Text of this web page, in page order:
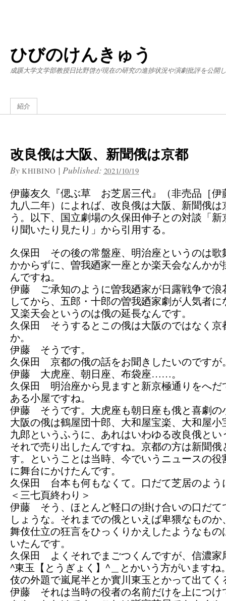
ひびのけんきゅう
成蹊大学文学部教授日比野啓が現在の研究の進捗状況や演劇批評を公開
紹介
改良俄は大阪、新聞俄は京都
By KHIBINO | Published: 2021/10/19
伊藤友久『偲ぶ草 お芝居三代』（非売品［伊
九八二年）によれば、改良俄は大阪、新聞俄は
う。以下、国立劇場の久保田伸子との対談「
り聞いたり見たり」から引用する。
久保田 その後の常盤座、明治座というのは歌
かからずに、曽我廼家一座とか楽天会なんかが
んですね。
伊藤 ご承知のように曽我廼家が日露戦争で浪
してから、五郎・十郎の曽我廼家劇が人気者
又楽天会というのは俄の延長なんです。
久保田 そうするとこの俄は大阪のではなく京
か。
伊藤 そうです。
久保田 京都の俄の話をお聞きしたいのですが
伊藤 大虎座、朝日座、布袋座……。
久保田 明治座から見ますと新京極通りをへだ
ある小屋ですね。
伊藤 そうです。大虎座も朝日座も俄と喜劇の
大阪の俄は鶴屋団十郎、大和屋宝楽、大和屋小
九郎というふうに、あれはいわゆる改良俄とい
それで売り出したんですね。京都の方は新聞俄
す。ということは当時、今でいうニュースの役
に舞台にかけたんです。
久保田 台本も何もなくて。口だて芝居のよ
＜三七頁終わり＞
伊藤 そう、ほとんど軽口の掛け合いの口だて
しょうな。それまでの俄といえば卑猥なもの
舞伎仕立の狂言をひっくりかえしたようなもの
いたんです。
久保田 よくそれでまごつくんですが、信濃家
^東玉【とうぎょく】^＿とかいう方がいますね
伎の外題で嵐尾半とか實川東玉とかって出てく
伊藤 それは当時の役者の名前だけを上につけ